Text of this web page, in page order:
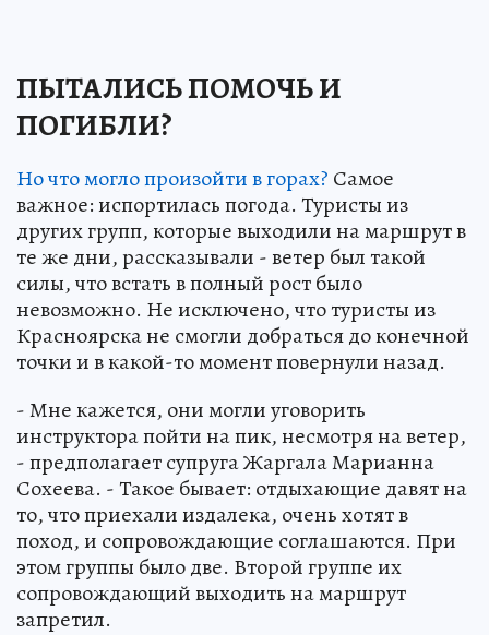
ПЫТАЛИСЬ ПОМОЧЬ И
ПОГИБЛИ?
Но что могло произойти в горах? Самое
важное: испортилась погода. Туристы из
других групп, которые выходили на маршрут в
те же дни, рассказывали - ветер был такой
силы, что встать в полный рост было
невозможно. Не исключено, что туристы из
Красноярска не смогли добраться до конечной
точки и в какой-то момент повернули назад.
- Мне кажется, они могли уговорить
инструктора пойти на пик, несмотря на ветер,
- предполагает супруга Жаргала Марианна
Сохеева. - Такое бывает: отдыхающие давят на
то, что приехали издалека, очень хотят в
поход, и сопровождающие соглашаются. При
этом группы было две. Второй группе их
сопровождающий выходить на маршрут
запретил.